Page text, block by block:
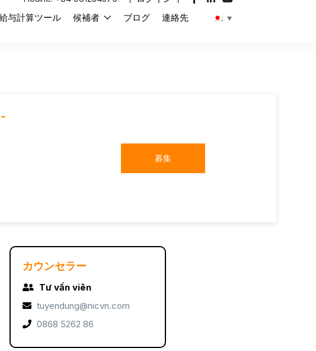
与計算ツール 候補者 ブログ 連絡先
募集
カウンセラー
Tư vấn viên
tuyendung@nicvn.com
0868 5262 86